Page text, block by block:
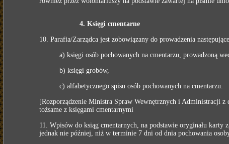
4. Księgi cmentarne
10. Parafia/Zarządca jest zobowiązany do prowadzenia
a) księgi osób pochowanych na cmentarzu, prowadzoną
b) księgi grobów,
c) alfabetycznego spisu osób pochowanych na cmentarzu.
[Rozporządzenie Ministra Spraw Wewnętrznych i Administracji
tożsame z księgami cmentarnymi
11. Wpisów do ksiąg cmentarnych, na podstawie oryginału
jednak nie później, niż w terminie 7 dni od dnia pochowania